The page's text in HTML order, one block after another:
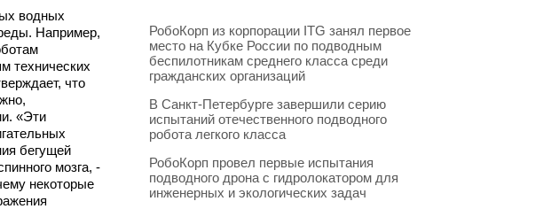
водных
Например,
технических
что
«Эти
бегущей
мозга, -
некоторые
РобоКорп из корпорации ITG занял первое
место на Кубке России по подводным
беспилотникам среднего класса среди
гражданских организаций
В Санкт-Петербурге завершили серию
испытаний отечественного подводного
робота легкого класса
РобоКорп провел первые испытания
подводного дрона с гидролокатором для
инженерных и экологических задач